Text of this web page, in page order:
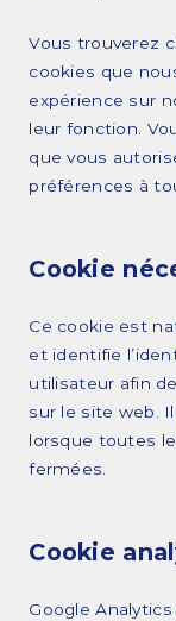
Vous trouverez
cookies que
expérience sur
leur fonction.
que vous
préférences à
Cookie
Ce cookie est
et identifie
utilisateur afin
sur le site web.
lorsque toutes
fermées.
Cookie
Google